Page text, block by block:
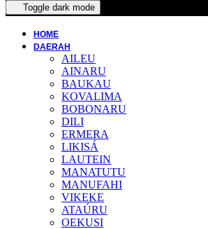
Toggle dark mode
HOME
DAERAH
AILEU
AINARU
BAUKAU
KOVALIMA
BOBONARU
DILI
ERMERA
LIKISÁ
LAUTEIN
MANATUTU
MANUFAHI
VIKEKE
ATAÚRU
OEKUSI